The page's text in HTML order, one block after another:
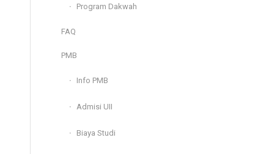
Program Dakwah
FAQ
PMB
Info PMB
Admisi UII
Biaya Studi